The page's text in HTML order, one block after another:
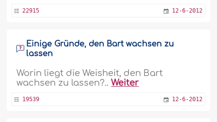
22915 12-6-2012
Einige Gründe, den Bart wachsen zu
lassen
Worin liegt die Weisheit, den Bart
wachsen zu lassen?..Weiter
19539 12-6-2012